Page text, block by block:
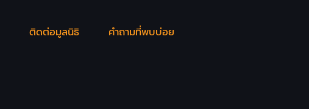
ติดต่อมูลนิธิ คำถามที่พบบ่อย